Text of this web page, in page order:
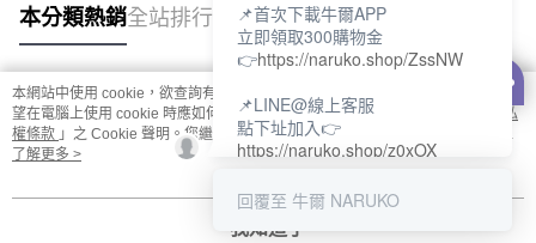
本分類熱銷全站排行
熱門標籤
本網站中使用 cookie，欲查詢有關本網站使用 cookie 方式之詳情，及若您不希
望在電腦上使用 cookie 時應如何變更電腦的 cookie 設定，請參閱本網站「
隱私
權條款 」之 Cookie 聲明。您繼續使用本網站即表示您同意本公司得按本網站使
用條款之 Cookie 聲明使用 cookie。
了解更多 >
我知道了
📌首次下載牛爾APP
立即領取300購物金
👉https://naruko.shop/ZssNW
📌LINE@線上客服
點下址加入👉
https://naruko.shop/z0xOX
📌電話客服：02-26581707
回覆至 牛爾 NARUKO